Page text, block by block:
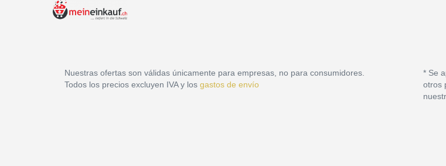
Nuestras ofertas son válidas únicamente para empresas, no para consumidores.
Todos los precios excluyen IVA y los gastos de envío
* Se
otros